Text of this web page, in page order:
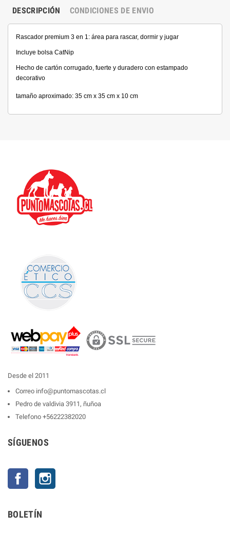
DESCRIPCIÓN CONDICIONES DE ENVIO
Rascador premium 3 en 1: área para rascar, dormir y jugar
Incluye bolsa CatNip
Hecho de cartón corrugado, fuerte y duradero con estampado
decorativo
tamaño aproximado: 35 cm x 35 cm x 10 cm
Desde el 2011
Correo info@puntomascotas.cl
Pedro de valdivia 3911, ñuñoa
Telefono +56222382020
SÍGUENOS
Facebook
BOLETÍN